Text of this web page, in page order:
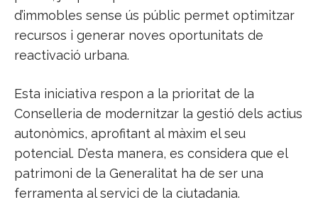
d’immobles sense ús públic permet optimitzar
recursos i generar noves oportunitats de
reactivació urbana.
Esta iniciativa respon a la prioritat de la
Conselleria de modernitzar la gestió dels actius
autonòmics, aprofitant al màxim el seu
potencial. D’esta manera, es considera que el
patrimoni de la Generalitat ha de ser una
ferramenta al servici de la ciutadania.